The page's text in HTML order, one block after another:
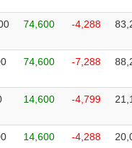
74,600 -4,288
74,600 -7,288
14,600 -4,799
14,600 -4,288